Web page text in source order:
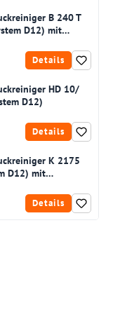
die
B 240 T
D12) mit
Details
HD 10/
D12)
Details
K 2175
D12) mit
Details